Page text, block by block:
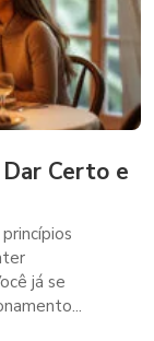
Certo e
já se